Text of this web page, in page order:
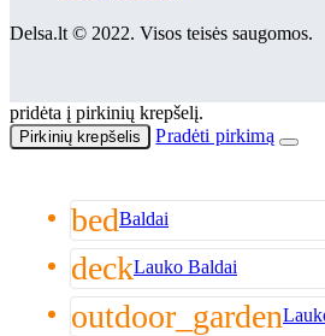
Delsa.lt © 2022. Visos teisės saugomos.
pridėta į pirkinių krepšelį.
Pirkinių krepšelis Pradėti pirkimą
bedBaldai
deckLauko Baldai
outdoor_garden